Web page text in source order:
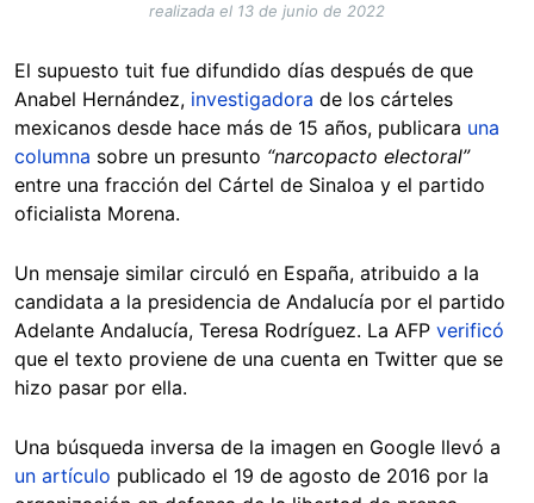
realizada el 13 de junio de 2022
El supuesto tuit fue difundido días después de que
Anabel Hernández, investigadora de los cárteles
mexicanos desde hace más de 15 años, publicara una
columna sobre un presunto “narcopacto electoral”
entre una fracción del Cártel de Sinaloa y el partido
oficialista Morena.
Un mensaje similar circuló en España, atribuido a la
candidata a la presidencia de Andalucía por el partido
Adelante Andalucía, Teresa Rodríguez. La AFP verificó
que el texto proviene de una cuenta en Twitter que se
hizo pasar por ella.
Una búsqueda inversa de la imagen en Google llevó a
un artículo publicado el 19 de agosto de 2016 por la